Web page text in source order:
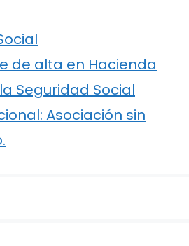
de alta en Hacienda
Seguridad Social
Asociación sin